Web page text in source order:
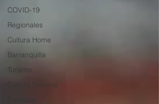
COVID-19
Regionales
Cultura Home
Barranquilla
Turismo
Cultura Eventos